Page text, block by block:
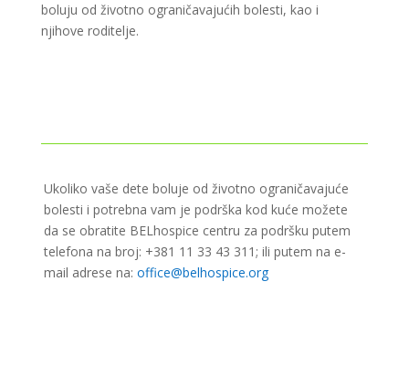
boluju od životno ograničavajućih bolesti, kao i
njihove roditelje.
Ukoliko vaše dete boluje od životno ograničavajuće
bolesti i potrebna vam je podrška kod kuće možete
da se obratite BELhospice centru za podršku putem
telefona na broj: +381 11 33 43 311; ili putem na e-
mail adrese na: office@belhospice.org